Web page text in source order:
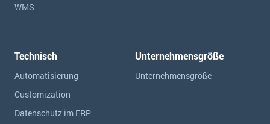
WMS
Technisch
Automatisierung
Customization
Datenschutz im ERP
Unternehmensgröße
Unternehmensgröße